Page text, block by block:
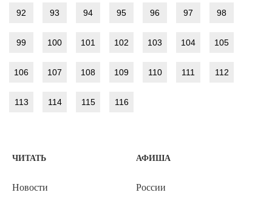
92 93 94 95 96 97 98
99 100 101 102 103 104 105
106 107 108 109 110 111 112
113 114 115 116
ЧИТАТЬ
Новости
АФИША
России